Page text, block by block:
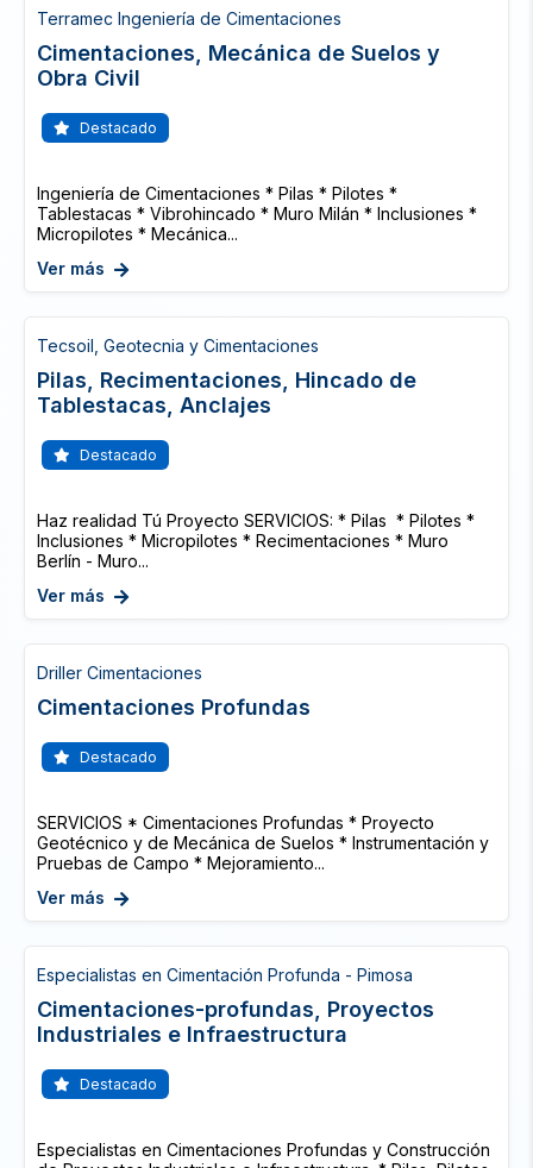
Terramec Ingeniería de Cimentaciones
Cimentaciones, Mecánica de Suelos y
Obra Civil
Destacado
Ingeniería de Cimentaciones * Pilas * Pilotes *
Tablestacas * Vibrohincado * Muro Milán * Inclusiones *
Micropilotes * Mecánica...
Ver más
Tecsoil, Geotecnia y Cimentaciones
Pilas, Recimentaciones, Hincado de
Tablestacas, Anclajes
Destacado
Haz realidad Tú Proyecto SERVICIOS: * Pilas * Pilotes *
Inclusiones * Micropilotes * Recimentaciones * Muro
Berlín - Muro...
Ver más
Driller Cimentaciones
Cimentaciones Profundas
Destacado
SERVICIOS * Cimentaciones Profundas * Proyecto
Geotécnico y de Mecánica de Suelos * Instrumentación y
Pruebas de Campo * Mejoramiento...
Ver más
Especialistas en Cimentación Profunda - Pimosa
Cimentaciones-profundas, Proyectos
Industriales e Infraestructura
Destacado
Especialistas en Cimentaciones Profundas y Construcción